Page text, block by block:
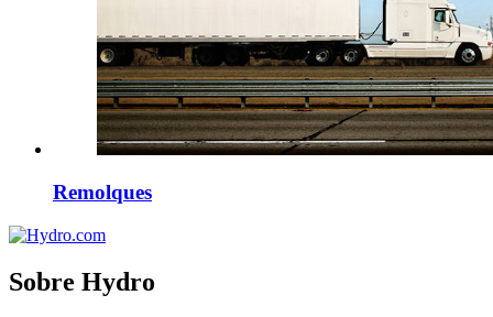
Remolques
Sobre Hydro